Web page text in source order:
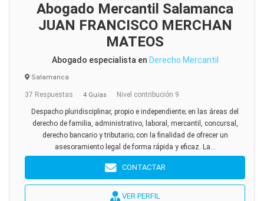
Abogado Mercantil Salamanca
JUAN FRANCISCO MERCHAN
MATEOS
Abogado especialista en Derecho Mercantil
Salamanca
37 Respuestas 4 Guías Nivel contribución 9
Despacho pluridisciplinar, propio e independiente; en las áreas del
derecho de familia, administrativo, laboral, mercantil, concursal,
derecho bancario y tributario; con la finalidad de ofrecer un
asesoramiento legal de forma rápida y eficaz. La...
CONTACTAR
VER PERFIL